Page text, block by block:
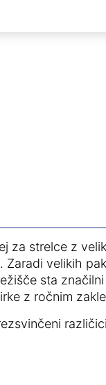
za strelce z
Zaradi velikih
sta
z ročnim